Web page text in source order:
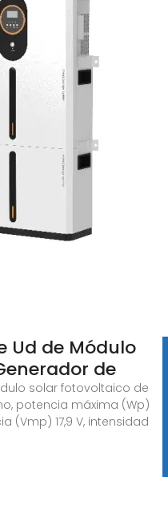
Ud de Módulo
de
solar fotovoltaico de
potencia máxima (Wp)
(Vmp) 17,9 V, intensidad